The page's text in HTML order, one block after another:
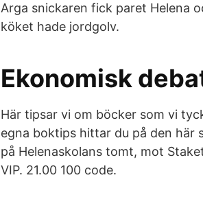
Arga snickaren fick paret Helena
köket hade jordgolv.
Ekonomisk
Här tipsar vi om böcker som vi
egna boktips hittar du på den här
på Helenaskolans tomt, mot
VIP. 21.00 100 code.